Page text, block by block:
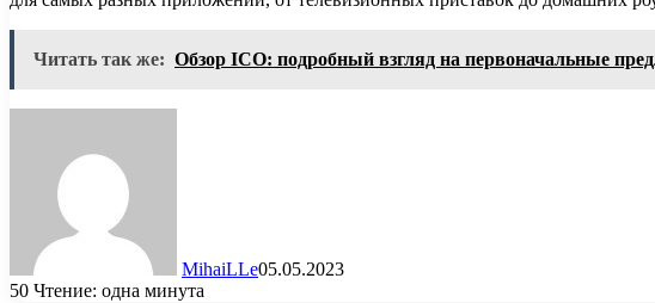
Читать так же: Обзор ICO: подробный взгляд на первоначальные
MihaiLLe05.05.2023
50 Чтение: одна минута